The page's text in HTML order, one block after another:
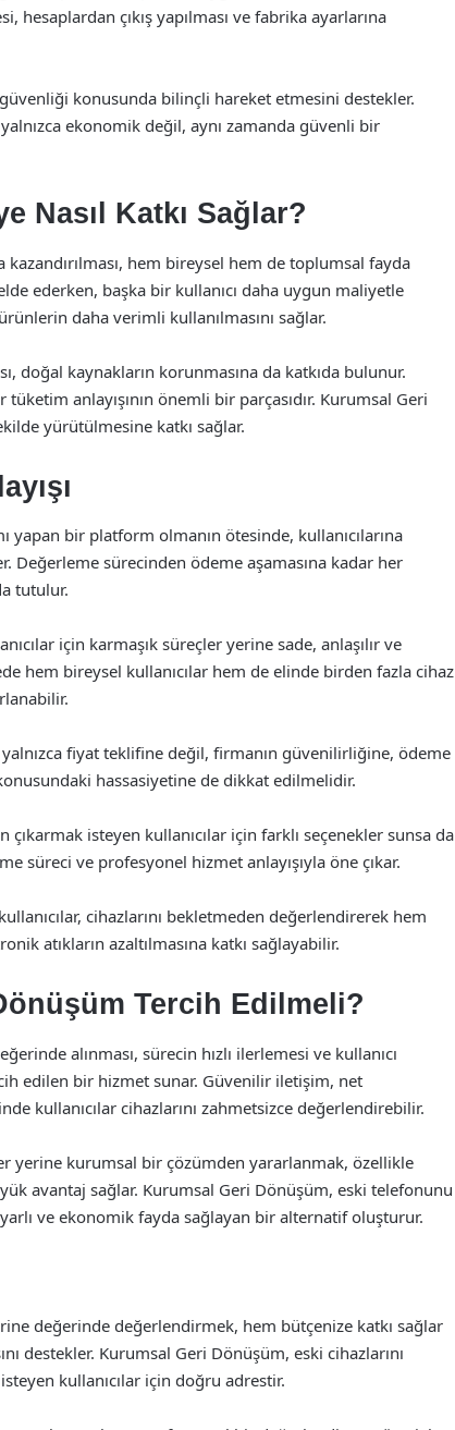
hesaplardan çıkış yapılması ve fabrika ayarlarına
konusunda bilinçli hareket etmesini destekler.
ekonomik değil, aynı zamanda güvenli bir
Nasıl Katkı Sağlar?
hem bireysel hem de toplumsal fayda
ederken, başka bir kullanıcı daha uygun maliyetle
daha verimli kullanılmasını sağlar.
doğal kaynakların korunmasına da katkıda bulunur.
anlayışının önemli bir parçasıdır. Kurumsal Geri
yürütülmesine katkı sağlar.
yapan bir platform olmanın ötesinde, kullanıcılarına
Değerleme sürecinden ödeme aşamasına kadar her
tutulur.
için karmaşık süreçler yerine sade, anlaşılır ve
hem bireysel kullanıcılar hem de elinde birden fazla cihaz
fiyat teklifine değil, firmanın güvenilirliğine, ödeme
hassasiyetine de dikkat edilmelidir.
çıkarmak isteyen kullanıcılar için farklı seçenekler sunsa da
süreci ve profesyonel hizmet anlayışıyla öne çıkar.
cihazlarını bekletmeden değerlendirerek hem
atıkların azaltılmasına katkı sağlayabilir.
Tercih Edilmeli?
alınması, sürecin hızlı ilerlemesi ve kullanıcı
edilen bir hizmet sunar. Güvenilir iletişim, net
kullanıcılar cihazlarını zahmetsizce değerlendirebilir.
yerine kurumsal bir çözümden yararlanmak, özellikle
avantaj sağlar. Kurumsal Geri Dönüşüm, eski telefonunu
ve ekonomik fayda sağlayan bir alternatif oluşturur.
değerinde değerlendirmek, hem bütçenize katkı sağlar
destekler. Kurumsal Geri Dönüşüm, eski cihazlarını
kullanıcılar için doğru adrestir.